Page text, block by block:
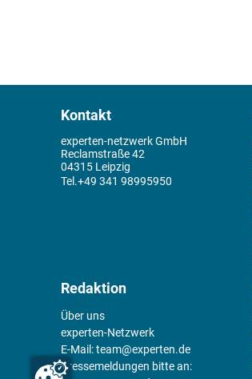
Kontakt
experten-netzwerk GmbH
Reclamstraße 42
04315 Leipzig
+49 341 98995950
Redaktion
Über uns
experten-Netzwerk
E-Mail:team@experten.de
Pressemeldungen bitte an: